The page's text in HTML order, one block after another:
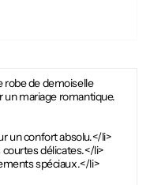
robe de demoiselle
un mariage romantique.
un confort absolu.</li>
délicates.</li>
spéciaux.</li>